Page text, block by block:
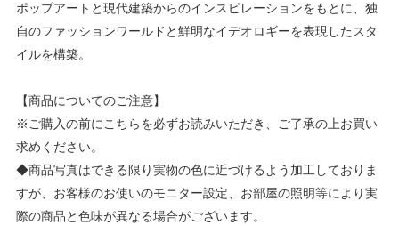
ポップアートと現代建築からのインスピレーションをもとに、独
自のファッションワールドと鮮明なイデオロギーを表現したスタ
イルを構築。
【商品についてのご注意】
※ご購入の前にこちらを必ずお読みいただき、ご了承の上お買い
求めください。
◆商品写真はできる限り実物の色に近づけるよう加工しておりま
すが、お客様のお使いのモニター設定、お部屋の照明等により実
際の商品と色味が異なる場合がございます。